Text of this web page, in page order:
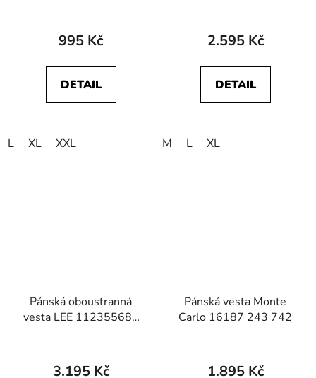
995 Kč
DETAIL
L XL XXL
2.595 Kč
DETAIL
M L XL
Pánská oboustranná
vesta LEE 112355686
Olive Night
3.195 Kč
Pánská vesta Monte
Carlo 16187 243 742
1.895 Kč